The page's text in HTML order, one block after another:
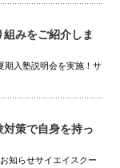
みをご紹介しま
期入塾説明会を実施！サ
策で自身を持っ
知らせサイエイスクー